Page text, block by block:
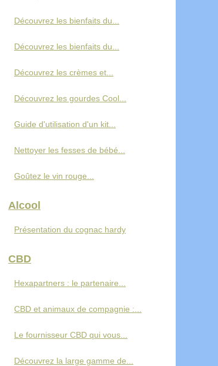
Découvrez les bienfaits du...
Découvrez les bienfaits du...
Découvrez les crèmes et...
Découvrez les gourdes Cool...
Guide d'utilisation d'un kit...
Nettoyer les fesses de bébé...
Goûtez le vin rouge...
Alcool
Présentation du cognac hardy
CBD
Hexapartners : le partenaire...
CBD et animaux de compagnie :...
Le fournisseur CBD qui vous...
Découvrez la large gamme de...